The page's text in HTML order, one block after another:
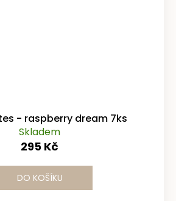
- raspberry dream 7ks
Skladem
295 Kč
DO KOŠÍKU